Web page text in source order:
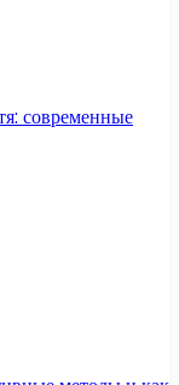
современные